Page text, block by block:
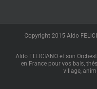
Copyright 2015 Aldo
Aldo FELICIANO et son
en France pour vos bals,
village,